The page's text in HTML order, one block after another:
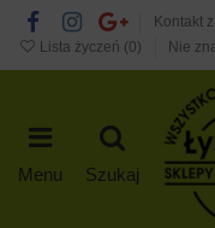
Kontakt
Lista życzeń (0) Nie
Menu Szukaj